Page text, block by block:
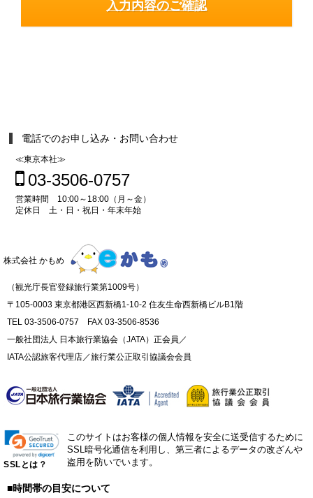
電話でのお申し込み・お問い合わせ
≪東京本社≫
03-3506-0757
営業時間 10:00～18:00（月～金）
定休日 土・日・祝日・年末年始
株式会社 かもめ
（観光庁長官登録旅行業第1009号）
〒105-0003 東京都港区西新橋1-10-2 住友生命西新橋ビルB1階
TEL 03-3506-0757 FAX 03-3506-8536
一般社団法人 日本旅行業協会（JATA）正会員／
IATA公認旅客代理店／旅行業公正取引協議会会員
SSLとは？
このサイトはお客様の個人情報を安全に送受信するために
SSL暗号化通信を利用し、第三者によるデータの改ざんや
盗用を防いでいます。
■時間帯の目安について